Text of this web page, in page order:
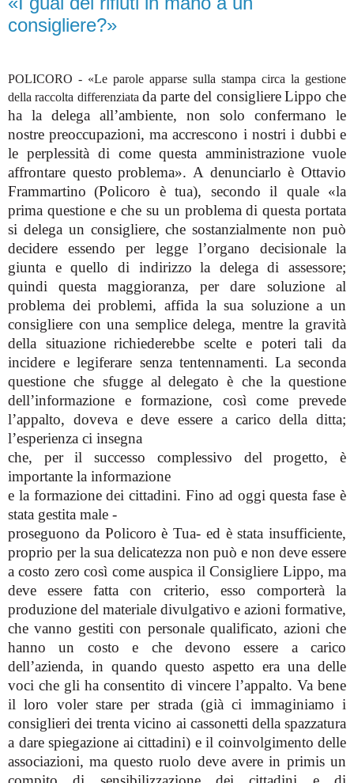
consigliere?»
POLICORO - «Le parole apparse sulla stampa circa la gestione
della raccolta differenziata da parte del consigliere Lippo che
ha la delega all’ambiente,
non solo confermano le
nostre preoccupazioni, ma accrescono i nostri i dubbi e
le perplessità di come questa amministrazione vuole
affrontare questo problema». A denunciarlo è Ottavio
Frammartino (Policoro è tua), secondo il quale «la
prima questione e che su un problema di questa portata
si delega un consigliere, che sostanzialmente non può
decidere essendo per legge l’organo decisionale la
giunta e quello di indirizzo la delega di assessore;
quindi questa
maggioranza, per dare soluzione al
problema dei problemi, affida la sua soluzione a un
consigliere con una semplice delega, mentre la gravità
della situazione richiederebbe scelte e poteri tali da
incidere e legiferare senza tentennamenti. La seconda
questione che sfugge al delegato è che la questione
dell’informazione e formazione, così come prevede
l’appalto, doveva e deve essere a carico della ditta;
l’esperienza ci insegna
che, per il successo complessivo del progetto, è
importante la informazione
e la formazione dei cittadini. Fino ad oggi questa fase è
stata gestita male -
proseguono da Policoro è Tua- ed è stata insufficiente,
proprio per la sua delicatezza non può e non deve essere
a costo zero così come auspica il Consigliere Lippo, ma
deve essere fatta con criterio, esso comporterà la
produzione del materiale divulgativo e azioni formative,
che vanno gestiti con personale qualificato, azioni che
hanno un costo e che devono essere a carico
dell’azienda, in quando questo aspetto era una delle
voci che gli ha consentito di vincere l’appalto. Va bene
il loro voler stare per strada (già ci immaginiamo i
consiglieri dei trenta vicino ai cassonetti della spazzatura
a dare spiegazione ai cittadini) e il coinvolgimento delle
associazioni, ma questo ruolo deve avere in primis un